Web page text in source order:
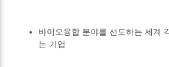
바이오융합 분야를 선도하는 세계
는 기업